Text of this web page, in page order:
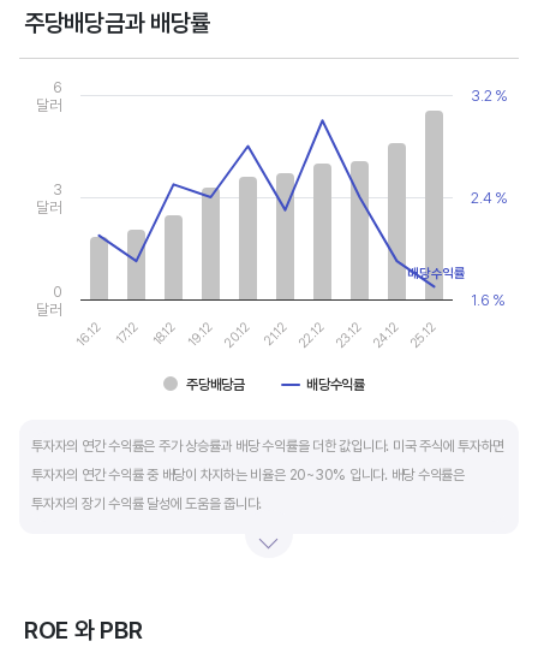
비교해서 보는 것이 좋습니다. 그외 이자보상배율과 현금흐름표를 함께 체크하면, 부도
주당배당금과 배당률
Chart
Combination chart with 2 data series.
View as data table, Chart
The chart has 1 X axis displaying categories.
The chart has 2 Y axes displaying values, and values.
주당배당금 배당수익률
16.12 17.12 18.12 19.12 20.12 21.12 22.12 23.12 24.12 25.12
0
달러
3
달러
6
달러
1.6 %
2.4 %
3.2 %
배당수익률
투자자의 연간 수익률은 주가 상승률과 배당 수익률을 더한 값입니다. 미국 주식에 투자하면
투자자의 연간 수익률 중 배당이 차지하는 비율은 20~30% 입니다. 배당 수익률은
투자자의 장기 수익률 달성에 도움을 줍니다.
주당배당금의 비율입니다. 예를 들어 A 주식을 주당 100 달러에 매수하고 주당배당금으로
ROE 와 PBR